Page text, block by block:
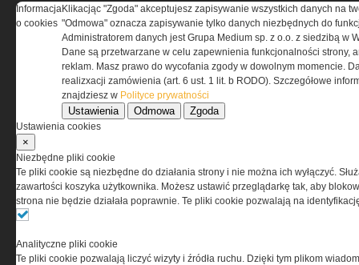
Zapotrzebowanie na moc
cieplną i energię użytkową do
podgrzania ciepłej wody
użytkowej
Pomieszczenia kotłowni
gazowych
WAGO 221 - teraz również w
wersji 6 mm²
Jak wybrać lampy wiszące do
domu?
Informacja
o cookies
Klikacjąc "Zgoda" akceptujesz zapisywanie wszystkich danych na
"Odmowa" oznacza zapisywanie tylko danych niezbędnych do
Administratorem danych jest Grupa Medium sp. z o.o. z siedzibą w
Dane są przetwarzane w celu zapewnienia funkcjonalności strony,
reklam. Masz prawo do wycofania zgody w dowolnym momencie.
realizxacji zamówienia (art. 6 ust. 1 lit. b RODO). Szczegółowe
znajdziesz w Polityce prywatności
Ustawienia Odmowa Zgoda
Ustawienia cookies
×
Niezbędne pliki cookie
Te pliki cookie są niezbędne do działania strony i nie można ich wyłączyć.
zawartości koszyka użytkownika. Możesz ustawić przeglądarkę tak, aby
strona nie będzie działała poprawnie. Te pliki cookie pozwalają na
Analityczne pliki cookie
Te pliki cookie pozwalają liczyć wizyty i źródła ruchu. Dzięki tym plikom